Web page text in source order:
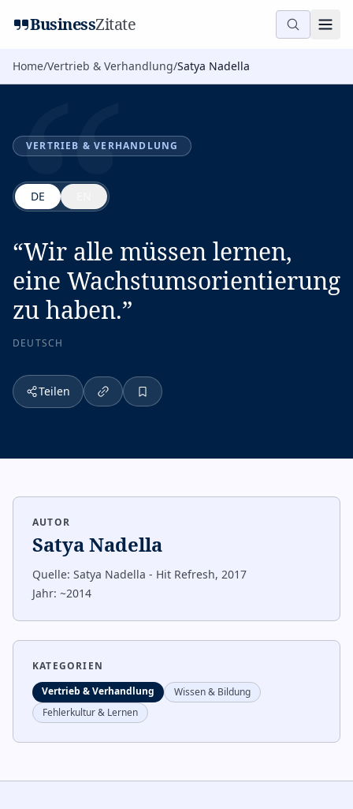
BusinessZitate
Home/Vertrieb & Verhandlung/Satya Nadella
“
VERTRIEB & VERHANDLUNG
DE
“Wir alle müssen lernen,
eine Wachstumsorientierung
zu haben.”
DEUTSCH
Teilen
AUTOR
Satya Nadella
Quelle: Satya Nadella - Hit Refresh, 2017
Jahr: ~2014
KATEGORIEN
Vertrieb & Verhandlung
Wissen & Bildung
Fehlerkultur & Lernen